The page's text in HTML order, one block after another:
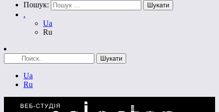
Пошук:
.
Ua
Ru
Ua
Ru